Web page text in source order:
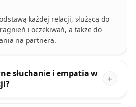
każdej relacji, służącą do
i oczekiwań, a także do
na partnera.
słuchanie i empatia w